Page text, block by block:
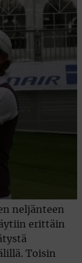
neljänteen
erittäin
Toisin